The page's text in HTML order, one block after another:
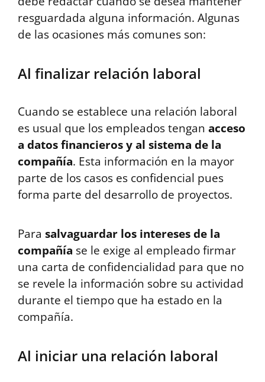
resguardada alguna información. Algunas
de las ocasiones más comunes son:
Al finalizar relación laboral
Cuando se establece una relación laboral
es usual que los empleados tengan acceso
a datos financieros y al sistema de la
compañía. Esta información en la mayor
parte de los casos es confidencial pues
forma parte del desarrollo de proyectos.
Para salvaguardar los intereses de la
compañía se le exige al empleado firmar
una carta de confidencialidad para que no
se revele la información sobre su actividad
durante el tiempo que ha estado en la
compañía.
Al iniciar una relación laboral